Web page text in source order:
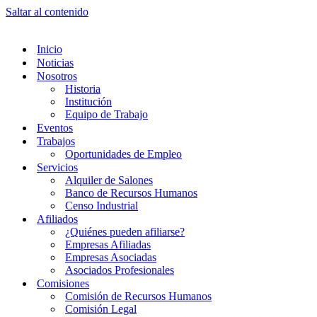
Saltar al contenido
Inicio
Noticias
Nosotros
Historia
Institución
Equipo de Trabajo
Eventos
Trabajos
Oportunidades de Empleo
Servicios
Alquiler de Salones
Banco de Recursos Humanos
Censo Industrial
Afiliados
¿Quiénes pueden afiliarse?
Empresas Afiliadas
Empresas Asociadas
Asociados Profesionales
Comisiones
Comisión de Recursos Humanos
Comisión Legal